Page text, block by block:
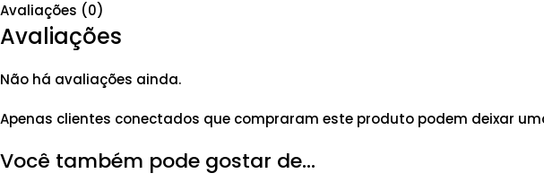
Avaliações (0)
Avaliações
Não há avaliações ainda.
Apenas clientes conectados que compraram este produto podem deixar
Você também pode gostar de…